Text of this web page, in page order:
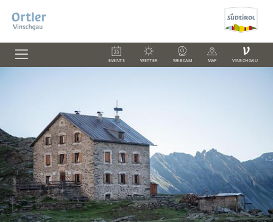
EVENTS WETTER WEBCAM MAP
V
VINSCHGAU